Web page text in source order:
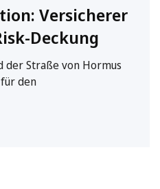
Versicherer
Deckung
der Straße von Hormus
den